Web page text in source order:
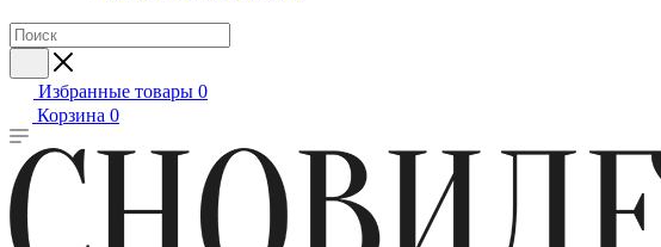
Избранные товары 0
Корзина 0